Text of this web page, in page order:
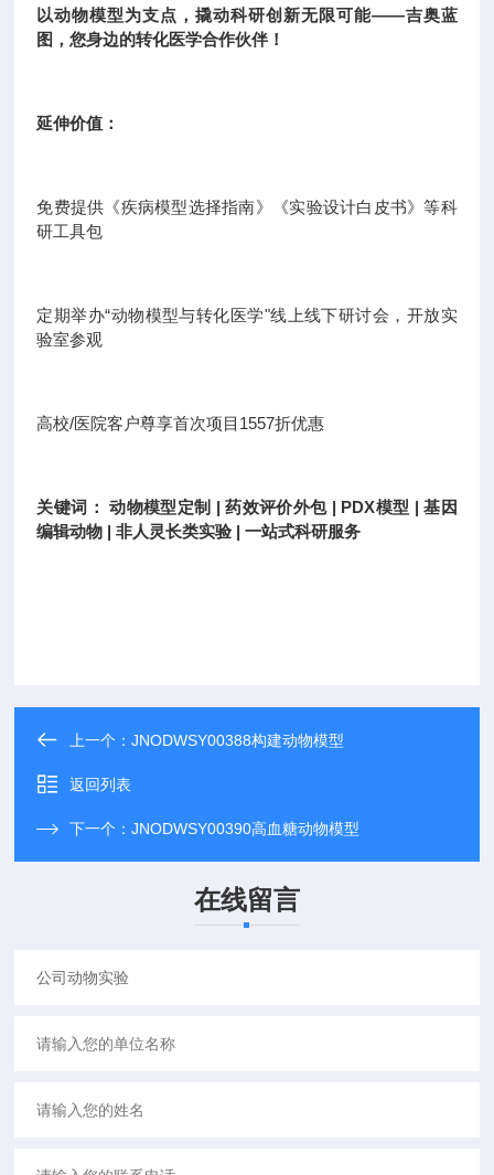
以动物模型为支点，撬动科研创新无限可能——吉奥蓝
图，您身边的转化医学合作伙伴！
延伸价值：
免费提供《疾病模型选择指南》《实验设计白皮书》等科
研工具包
定期举办“动物模型与转化医学"线上线下研讨会，开放实
验室参观
高校/医院客户尊享首次项目1557折优惠
关键词： 动物模型定制 | 药效评价外包 | PDX模型 | 基因
编辑动物 | 非人灵长类实验 | 一站式科研服务
上一个：JNODWSY00388构建动物模型
返回列表
下一个：JNODWSY00390高血糖动物模型
在线留言